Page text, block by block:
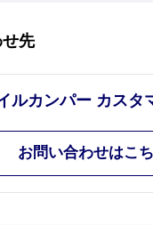
先
ルカンパー カスタ
お問い合わせはこ